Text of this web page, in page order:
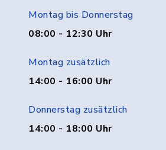
Montag bis Donnerstag
08:00 - 12:30 Uhr
Montag zusätzlich
14:00 - 16:00 Uhr
Donnerstag zusätzlich
14:00 - 18:00 Uhr